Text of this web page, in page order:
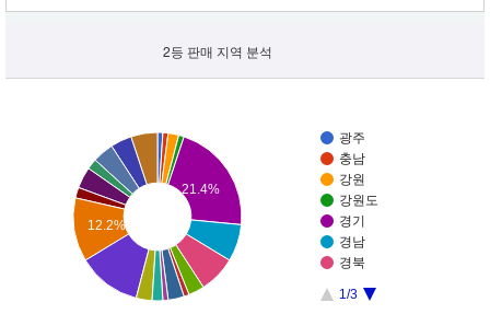
2등 판매 지역 분석
광주
충남
강원
강원도
경기
경남
경북
1/3
21.4%
12.2%